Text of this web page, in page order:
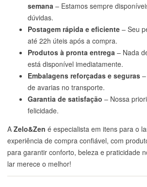
semana – Estamos sempre
dúvidas.
Postagem rápida e eficiente – Seu
até 22h úteis após a compra.
Produtos à pronta entrega – Nada
está disponível imediatamente.
Embalagens reforçadas e seguras
de avarias no transporte.
Garantia de satisfação – Nossa
felicidade.
A Zelo&Zen é especialista em itens para o
experiência de compra confiável, com
para garantir conforto, beleza e praticidade
lar merece o melhor!